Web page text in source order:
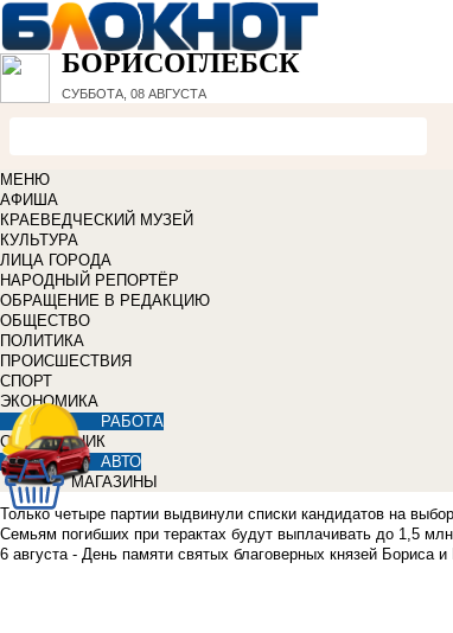
БОРИСОГЛЕБСК
СУББОТА, 08 АВГУСТА
МЕНЮ
АФИША
КРАЕВЕДЧЕСКИЙ МУЗЕЙ
КУЛЬТУРА
ЛИЦА ГОРОДА
НАРОДНЫЙ РЕПОРТЁР
ОБРАЩЕНИЕ В РЕДАКЦИЮ
ОБЩЕСТВО
ПОЛИТИКА
ПРОИСШЕСТВИЯ
СПОРТ
ЭКОНОМИКА
РАБОТА
СПРАВОЧНИК
АВТО
МАГАЗИНЫ
Только четыре партии выдвинули списки кандидатов на
Семьям погибших при терактах будут выплачивать до 1,5
6 августа - День памяти святых благоверных князей Бориса и